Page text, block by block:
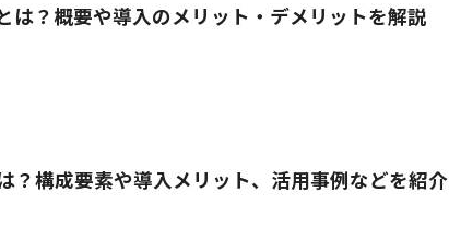
は？概要や導入のメリット・デメリットを解説
？構成要素や導入メリット、活用事例などを紹介